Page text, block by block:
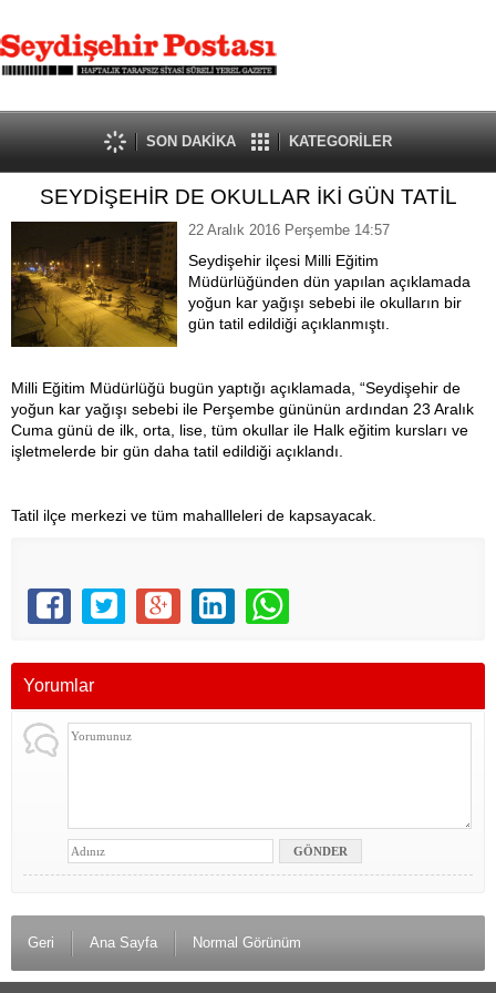
SON DAKİKA KATEGORİLER
SEYDİŞEHİR DE OKULLAR İKİ GÜN TATİL
22 Aralık 2016 Perşembe 14:57
Seydişehir ilçesi Milli Eğitim
Müdürlüğünden dün yapılan açıklamada
yoğun kar yağışı sebebi ile okulların bir
gün tatil edildiği açıklanmıştı.
Milli Eğitim Müdürlüğü bugün yaptığı açıklamada, “Seydişehir de
yoğun kar yağışı sebebi ile Perşembe gününün ardından 23 Aralık
Cuma günü de ilk, orta, lise, tüm okullar ile Halk eğitim kursları ve
işletmelerde bir gün daha tatil edildiği açıklandı.
Tatil ilçe merkezi ve tüm mahallleleri de kapsayacak.
Yorumlar
Geri Ana Sayfa Normal Görünüm